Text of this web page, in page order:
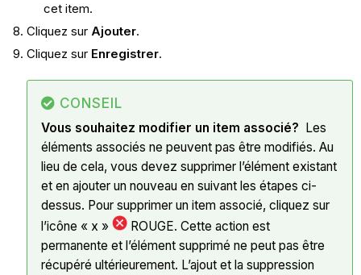
cet item.
Cliquez sur Ajouter.
Cliquez sur Enregistrer.
CONSEIL
Vous souhaitez modifier un item associé? Les
éléments associés ne peuvent pas être modifiés. Au
lieu de cela, vous devez supprimer l’élément existant
et en ajouter un nouveau en suivant les étapes ci-
dessus. Pour supprimer un item associé, cliquez sur
l’icône « x »
ROUGE. Cette action est
permanente et l’élément supprimé ne peut pas être
récupéré ultérieurement. L’ajout et la suppression